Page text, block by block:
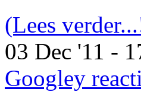
(Lees
03 Dec '11 -
Googley